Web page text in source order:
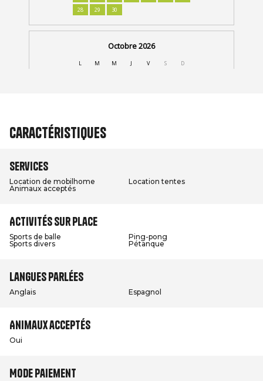
Caractéristiques
Services
Location de mobilhome
Location tentes
Animaux acceptés
Activités sur place
Sports de balle
Ping-pong
Sports divers
Pétanque
Langues parlées
Anglais Espagnol
Animaux acceptés
Oui
Mode paiement